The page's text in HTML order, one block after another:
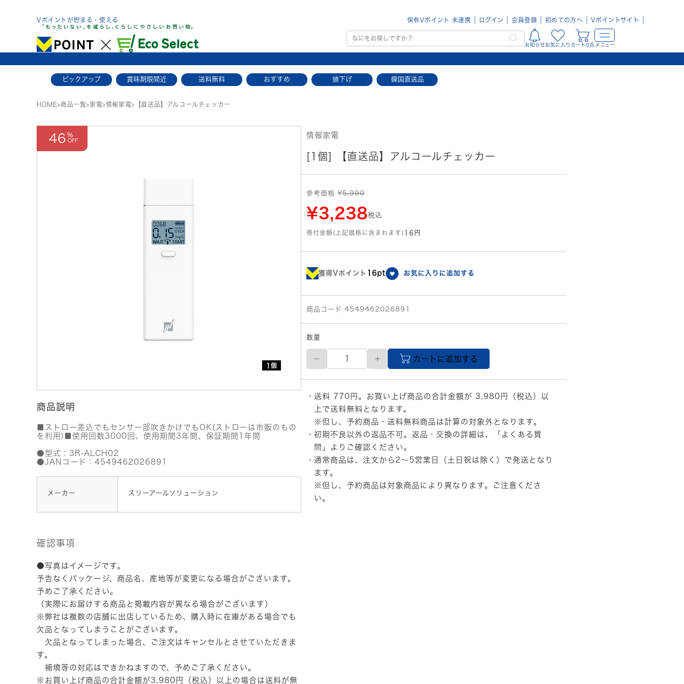
Vポイントが貯まる・使える 保有Vポイント 未連携 ログイン 会員登録 初めての方へ Vポイントサイト
お知らせお気に入り カート0点 メニュー
ピックアップ 賞味期限間近 送料無料 おすすめ 値下げ 韓国直送品
HOME>商品一覧>家電>情報家電> 【直送品】アルコールチェッカー
46
1個
商品説明
■ストロー差込でもセンサー部吹きかけでもOK(ストローは市販のもの
を利用)■使用回数3000回、使用期間3年間、保証期間1年間
●型式：3R-ALCH02
●JANコード：4549462026891
メーカー スリーアールソリューション
確認事項
●写真はイメージです。
予告なくパッケージ、商品名、産地等が変更になる場合がございます。
予めご了承ください。
（実際にお届けする商品と掲載内容が異なる場合がございます）
※弊社は複数の店舗に出店しているため、購入時に在庫がある場合でも
欠品となってしまうことがございます。
欠品となってしまった場合、ご注文はキャンセルとさせていただきま
す。
補填等の対応はできかねますので、予めご了承ください。
※お買い上げ商品の合計金額が3,980円（税込）以上の場合は送料が無
情報家電
[1個] 【直送品】アルコールチェッカー
参考価格 ¥5,990
¥3,238税込
寄付金額(上記価格に含まれます) 16円
獲得Vポイント 16pt お気に入りに追加する
商品コード 4549462026891
数量
【直
品】
ア
コ
ー
ル
チ
ェ
ッ
ー
個
カートに追加する
送料 770円。お買い上げ商品の合計金額が 3,980円（税込）以
上で送料無料となります。
※但し、予約商品・送料無料商品は計算の対象外となります。
初期不良以外の返品不可。返品・交換の詳細は、
「よくある質
問」
よりご確認ください。
通常商品は、注文から2～5営業日（土日祝は除く）で発送となり
ます。
※但し、予約商品は対象商品により異なります。ご注意くださ
い。